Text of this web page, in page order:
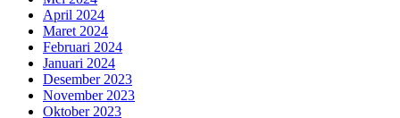
April 2024
Maret 2024
Februari 2024
Januari 2024
Desember 2023
November 2023
Oktober 2023